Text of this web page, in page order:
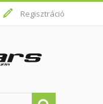
Regisztráció